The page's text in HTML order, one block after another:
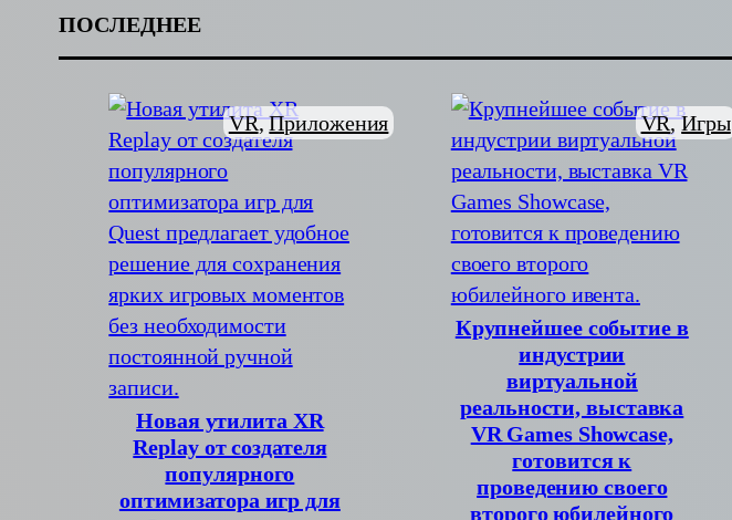
ПОСЛЕДНЕЕ
Новая утилита XR
Replay от создателя
популярного
оптимизатора игр для
VR, Приложения
Крупнейшее событие в
индустрии
виртуальной
реальности, выставка
VR Games Showcase,
готовится к
проведению своего
второго юбилейного
VR, Игры